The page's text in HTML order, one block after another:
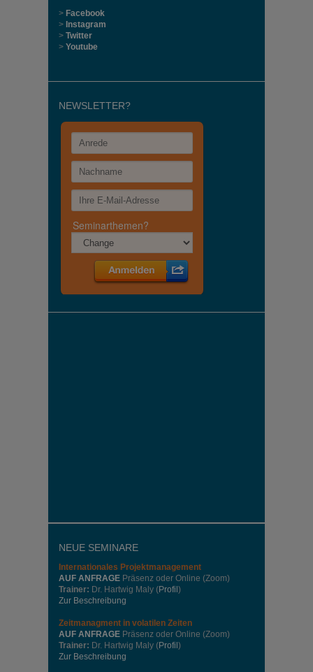
> Facebook
> Instagram
> Twitter
> Youtube
NEWSLETTER?
NEUE SEMINARE
Internationales Projektmanagement
AUF ANFRAGE Präsenz oder Online (Zoom)
Trainer: Dr. Hartwig Maly (Profil )
Zur Beschreibung
Zeitmanagment in volatilen Zeiten
AUF ANFRAGE Präsenz oder Online (Zoom)
Trainer: Dr. Hartwig Maly (Profil )
Zur Beschreibung